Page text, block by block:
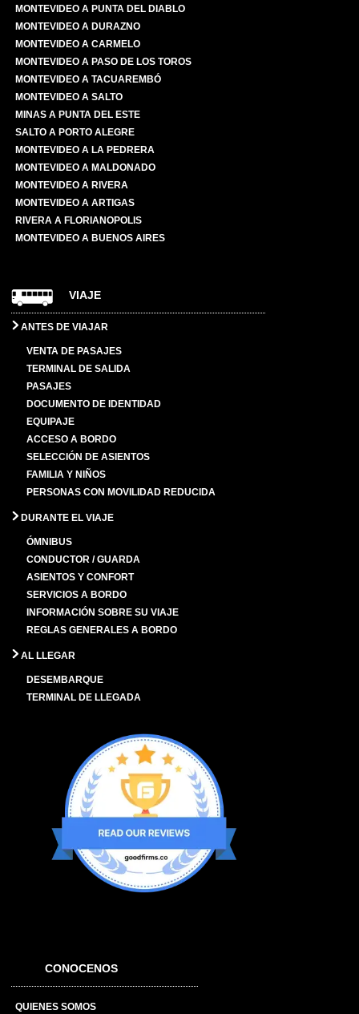
MONTEVIDEO A PUNTA DEL DIABLO
MONTEVIDEO A DURAZNO
MONTEVIDEO A CARMELO
MONTEVIDEO A PASO DE LOS TOROS
MONTEVIDEO A TACUAREMBÓ
MONTEVIDEO A SALTO
MINAS A PUNTA DEL ESTE
SALTO A PORTO ALEGRE
MONTEVIDEO A LA PEDRERA
MONTEVIDEO A MALDONADO
MONTEVIDEO A RIVERA
MONTEVIDEO A ARTIGAS
RIVERA A FLORIANOPOLIS
MONTEVIDEO A BUENOS AIRES
VIAJE
ANTES DE VIAJAR
VENTA DE PASAJES
TERMINAL DE SALIDA
PASAJES
DOCUMENTO DE IDENTIDAD
EQUIPAJE
ACCESO A BORDO
SELECCIÓN DE ASIENTOS
FAMILIA Y NIÑOS
PERSONAS CON MOVILIDAD REDUCIDA
DURANTE EL VIAJE
ÓMNIBUS
CONDUCTOR / GUARDA
ASIENTOS Y CONFORT
SERVICIOS A BORDO
INFORMACIÓN SOBRE SU VIAJE
REGLAS GENERALES A BORDO
AL LLEGAR
DESEMBARQUE
TERMINAL DE LLEGADA
CONOCENOS
QUIENES SOMOS